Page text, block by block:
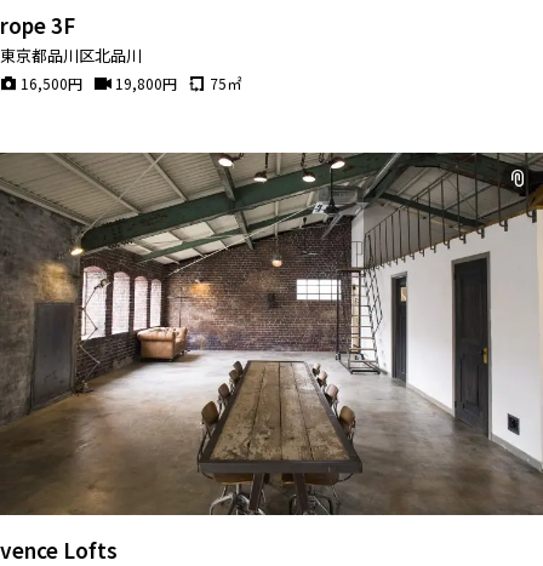
rope 3F
東京都品川区北品川
16,500円 19,800円 75㎡
vence Lofts